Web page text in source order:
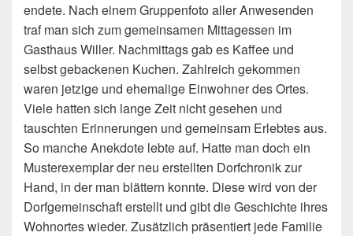
endete. Nach einem Gruppenfoto aller Anwesenden
traf man sich zum gemeinsamen Mittagessen im
Gasthaus Willer. Nachmittags gab es Kaffee und
selbst gebackenen Kuchen. Zahlreich gekommen
waren jetzige und ehemalige Einwohner des Ortes.
Viele hatten sich lange Zeit nicht gesehen und
tauschten Erinnerungen und gemeinsam Erlebtes aus.
So manche Anekdote lebte auf. Hatte man doch ein
Musterexemplar der neu erstellten Dorfchronik zur
Hand, in der man blättern konnte. Diese wird von der
Dorfgemeinschaft erstellt und gibt die Geschichte ihres
Wohnortes wieder. Zusätzlich präsentiert jede Familie